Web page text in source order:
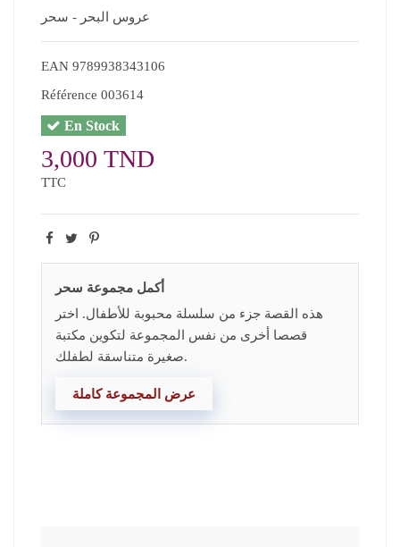
عروس البحر - سحر
EAN 9789938343106
Référence 003614
En Stock
3,000 TND
TTC
أكمل مجموعة سحر
هذه القصة جزء من سلسلة محبوبة للأطفال. اختر
قصصا أخرى من نفس المجموعة لتكوين مكتبة
صغيرة متناسقة لطفلك.
عرض المجموعة كاملة